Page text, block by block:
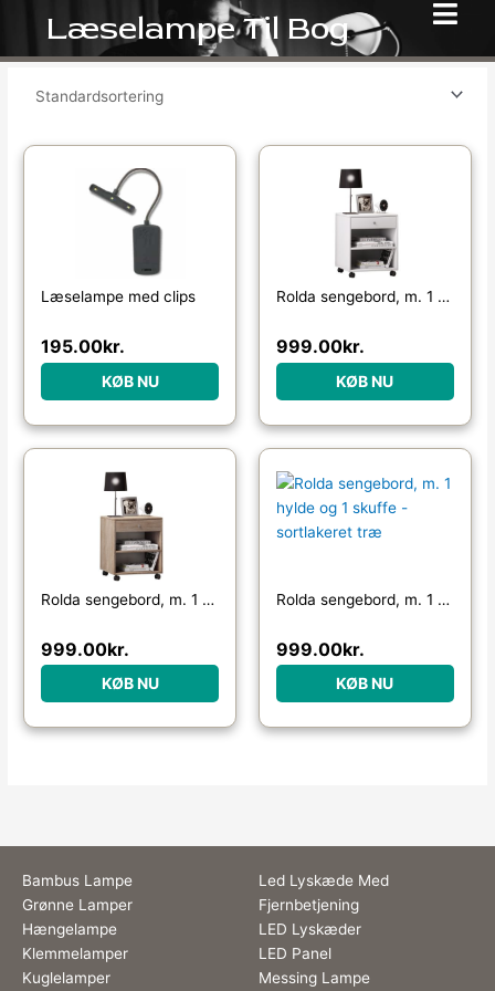
indholdet
Læselampe Til Bog
Læselampe med clips
195.00kr.
KØB NU
Rolda sengebord, m. 1 hylde og 1 skuffe – hvid træ
999.00kr.
KØB NU
Rolda sengebord, m. 1 hylde og 1 skuffe – natur træ
999.00kr.
KØB NU
Rolda sengebord, m. 1 hylde og 1 skuffe – sortlakeret træ
999.00kr.
KØB NU
Bambus Lampe
Grønne Lamper
Hængelampe
Klemmelamper
Kuglelamper
Led Lyskæde Med
Fjernbetjening
LED Lyskæder
LED Panel
Messing Lampe